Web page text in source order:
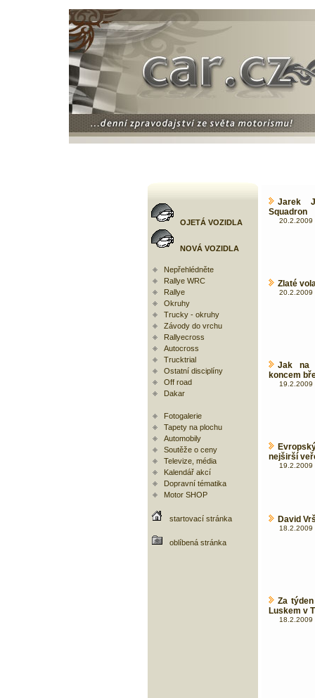
OJETÁ VOZIDLA
NOVÁ VOZIDLA
Nepřehlédněte
Rallye WRC
Rallye
Okruhy
Trucky - okruhy
Závody do vrchu
Rallyecross
Autocross
Trucktrial
Ostatní disciplíny
Off road
Dakar
Fotogalerie
Tapety na plochu
Automobily
Soutěže o ceny
Televize, média
Kalendář akcí
Dopravní tématika
Motor SHOP
startovací stránka
oblíbená stránka
Jarek
Squadron
20.2.2009
Zlaté
20.2.2009
Jak na
koncem
19.2.2009
nejširší
19.2.2009
David
18.2.2009
Za
Luskem v
18.2.2009